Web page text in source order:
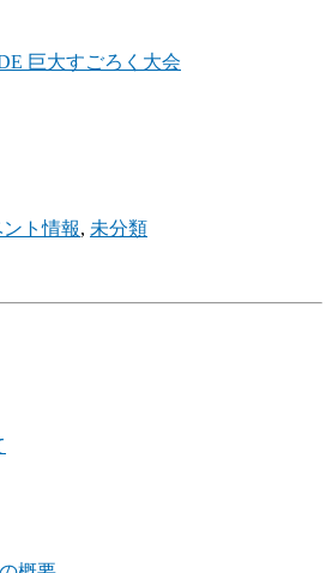
巨大すごろく大会
ト情報, 未分類